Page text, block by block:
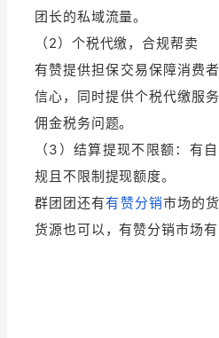
团长的私域流量。
（2）个税代缴，合规帮卖
有赞提供担保交易保障消费
信心，同时提供个税代缴服
佣金税务问题。
（3）结算提现不限额：有
规且不限制提现额度。
群团团还有有赞分销市场的
货源也可以，有赞分销市场